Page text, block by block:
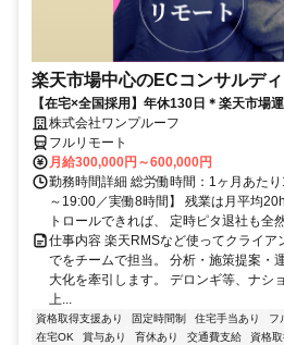
楽天市場中心のECコンサルデ
【在宅×全国採用】年休130日＊楽天市場
株式会社ワンプルーフ
フルリモート
月給300,000円～600,000円
勤務時間詳細 総労働時間：1ヶ月あた
～19:00／実働8時間】 残業は月平均
トロールできれば、 定時ピタ退社も全
仕事内容 楽天RMSなど使ってクライア
でをチームで担当。 分析・施策提案・
大化を牽引します。 デロンギ等、ナシ
上...
資格取得支援あり 固定時間制 住宅手当あり フ
在宅OK
賞与あり 育休あり 交通費支給 資格